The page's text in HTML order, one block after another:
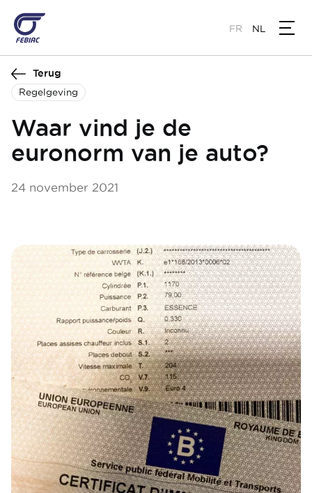
naar
de
inhoud
gaan
FR NL
Terug
Regelgeving
Waar vind je de
euronorm van je auto?
24 november 2021